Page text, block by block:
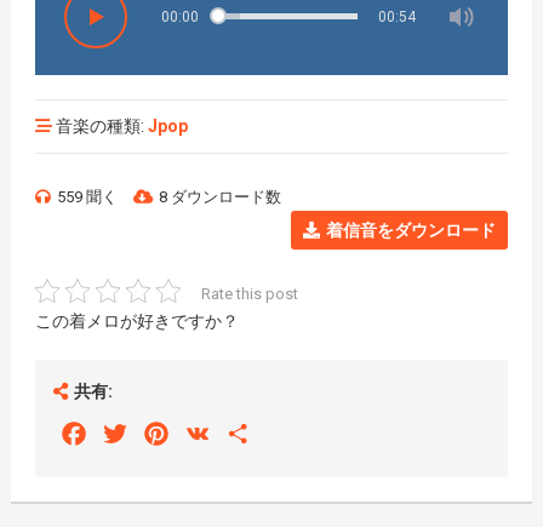
00:00 00:54
音楽の種類: Jpop
559 聞く 8 ダウンロード数
着信音をダウンロード
Rate this post
この着メロが好きですか？
共有:
FacebookTwitterPinterest
VK